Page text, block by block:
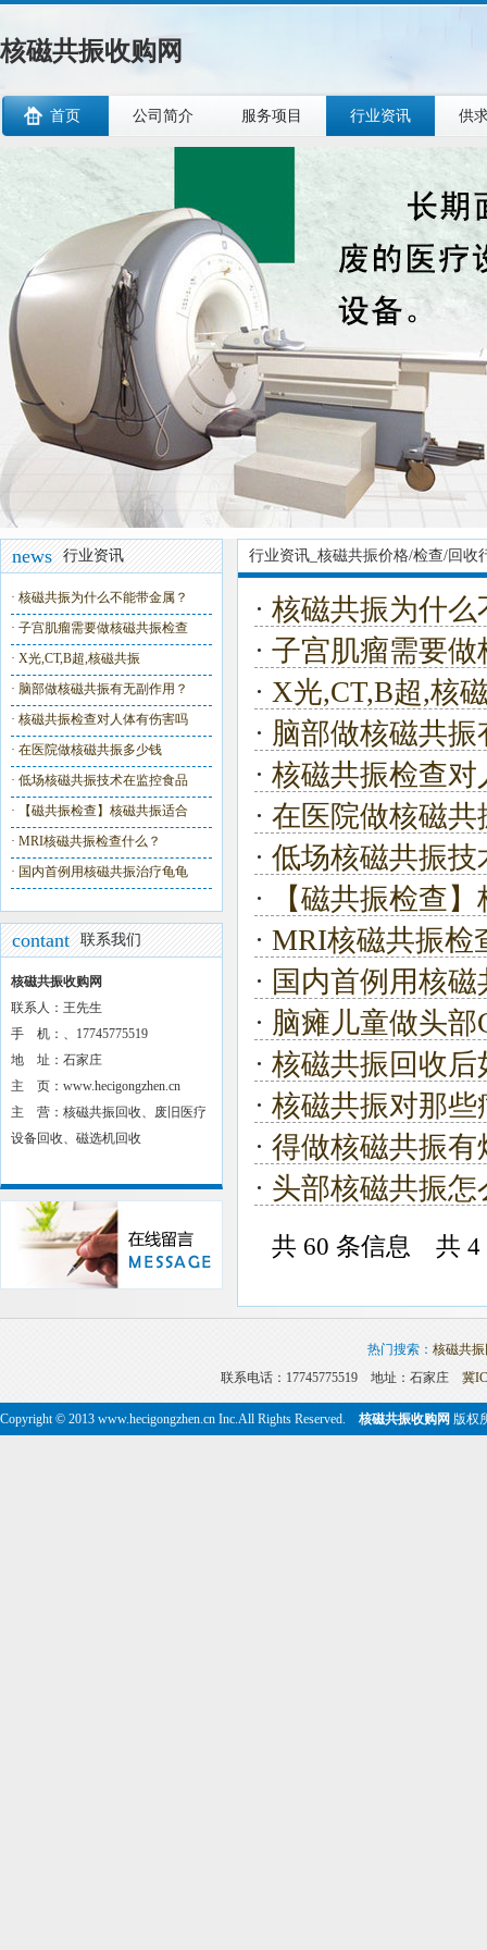
核磁共振收购网
首页 公司简介 服务项目 行业资讯 供
news 行业资讯
· 核磁共振为什么不能带金属？
· 子宫肌瘤需要做核磁共振检查
· X光,CT,B超,核磁共振
· 脑部做核磁共振有无副作用？
· 核磁共振检查对人体有伤害吗
· 在医院做核磁共振多少钱
· 低场核磁共振技术在监控食品
·
【磁共振检查】核磁共振适合
· MRI核磁共振检查什么？
· 国内首例用核磁共振治疗龟龟
contant 联系我们
核磁共振收购网
联系人：王先生
手 机：、17745775519
地 址：石家庄
主 页：www.hecigongzhen.cn
主 营：核磁共振回收、废旧医疗
设备回收、磁选机回收
行业资讯_核磁共振价格/检查/回收
· 核磁共振为什
· 子宫肌瘤需要
· X光,CT,B超,核
· 脑部做核磁共
· 核磁共振检查
· 在医院做核磁共
· 低场核磁共振
·
【磁共振检查
· MRI核磁共振检
· 国内首例用核
· 脑瘫儿童做头
· 核磁共振回收
· 核磁共振对那
· 得做核磁共振
· 头部核磁共振怎
共 60 条信息 共4
热门搜索： 核磁共
联系电话：17745775519 地址：石家庄冀
Copyright © 2013 www.hecigongzhen.cn Inc.All Rights Reserved. 核磁共振收购网 版权